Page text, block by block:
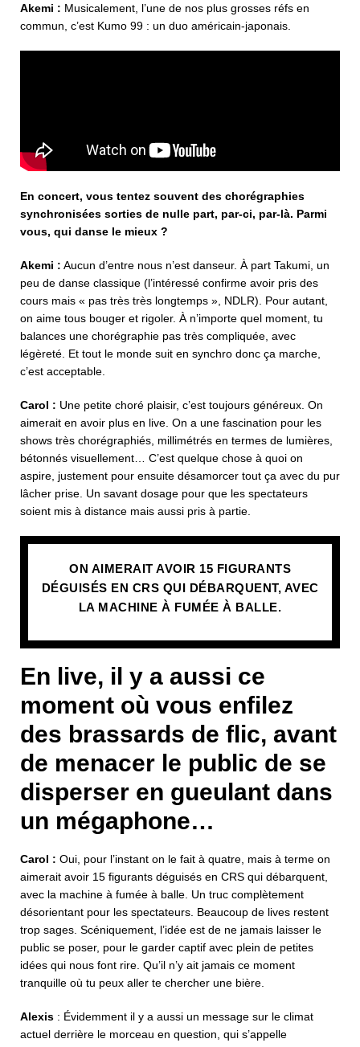
Akemi : Musicalement, l’une de nos plus grosses réfs en
commun, c’est Kumo 99 : un duo américain-japonais.
En concert, vous tentez souvent des chorégraphies
synchronisées sorties de nulle part, par-ci, par-là. Parmi
vous, qui danse le mieux ?
Akemi : Aucun d’entre nous n’est danseur. À part Takumi, un
peu de danse classique (l’intéressé confirme avoir pris des
cours mais « pas très très longtemps », NDLR). Pour autant,
on aime tous bouger et rigoler. À n’importe quel moment, tu
balances une chorégraphie pas très compliquée, avec
légèreté. Et tout le monde suit en synchro donc ça marche,
c’est acceptable.
Carol : Une petite choré plaisir, c’est toujours généreux. On
aimerait en avoir plus en live. On a une fascination pour les
shows très chorégraphiés, millimétrés en termes de lumières,
bétonnés visuellement… C’est quelque chose à quoi on
aspire, justement pour ensuite désamorcer tout ça avec du pur
lâcher prise. Un savant dosage pour que les spectateurs
soient mis à distance mais aussi pris à partie.
ON AIMERAIT AVOIR 15 FIGURANTS
DÉGUISÉS EN CRS QUI DÉBARQUENT, AVEC
LA MACHINE À FUMÉE À BALLE.
En live, il y a aussi ce
moment où vous enfilez
des brassards de flic, avant
de menacer le public de se
disperser en gueulant dans
un mégaphone…
Carol : Oui, pour l’instant on le fait à quatre, mais à terme on
aimerait avoir 15 figurants déguisés en CRS qui débarquent,
avec la machine à fumée à balle. Un truc complètement
désorientant pour les spectateurs. Beaucoup de lives restent
trop sages. Scéniquement, l’idée est de ne jamais laisser le
public se poser, pour le garder captif avec plein de petites
idées qui nous font rire. Qu’il n’y ait jamais ce moment
tranquille où tu peux aller te chercher une bière.
Alexis : Évidemment il y a aussi un message sur le climat
actuel derrière le morceau en question, qui s’appelle